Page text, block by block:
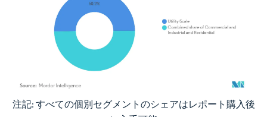
画像 © Mordor Intelligence。再利用にはCC BY 4.0の表示が必要です。
注記: すべての個別セグメントのシェアはレポート購入後